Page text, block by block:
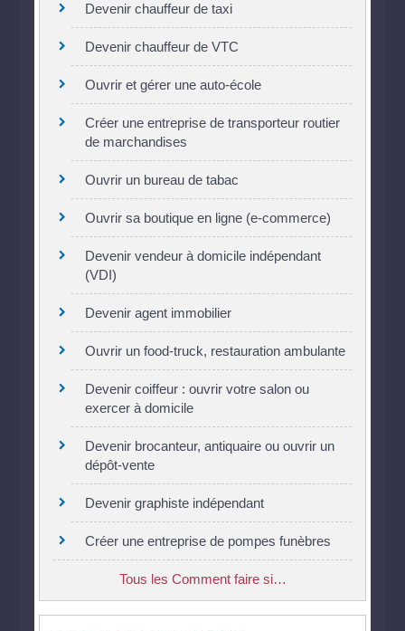
Devenir chauffeur de taxi
Devenir chauffeur de VTC
Ouvrir et gérer une auto-école
Créer une entreprise de transporteur routier
de marchandises
Ouvrir un bureau de tabac
Ouvrir sa boutique en ligne (e-commerce)
Devenir vendeur à domicile indépendant
(VDI)
Devenir agent immobilier
Ouvrir un food-truck, restauration ambulante
Devenir coiffeur : ouvrir votre salon ou
exercer à domicile
Devenir brocanteur, antiquaire ou ouvrir un
dépôt-vente
Devenir graphiste indépendant
Créer une entreprise de pompes funèbres
Tous les Comment faire si…